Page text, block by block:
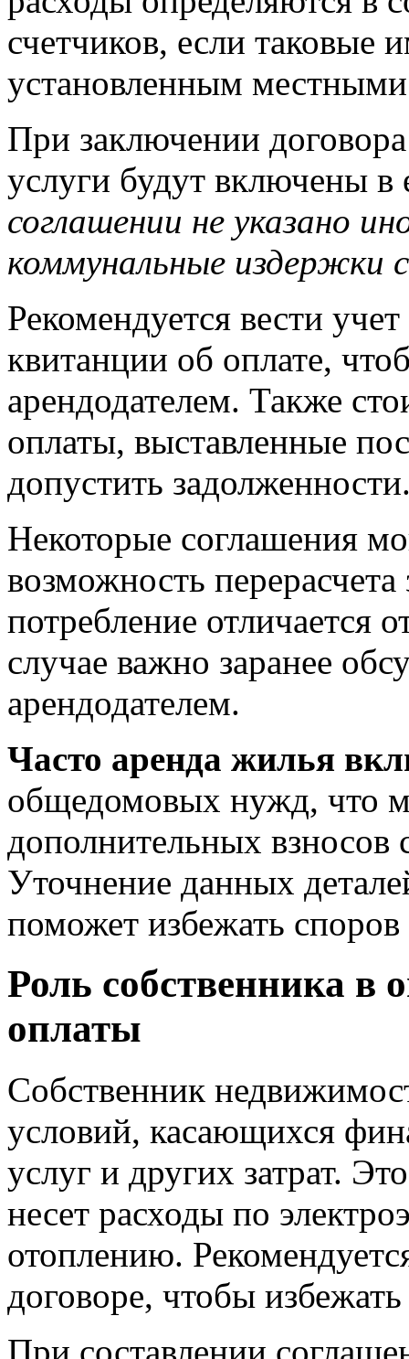
счетчиков, если таковые
установленным
При заключении
услуги будут включены
соглашении не указано
коммунальные издержки
Рекомендуется вести
квитанции об оплате,
арендодателем. Также
оплаты, выставленные
допустить
Некоторые соглашения
возможность
потребление отличается
случае важно заранее
арендодателем.
Часто аренда жилья
общедомовых нужд, что
дополнительных взносов
Уточнение данных
поможет избежать
Роль собственника в
оплаты
Собственник
условий, касающихся
услуг и других затрат.
несет расходы по
отоплению.
договоре, чтобы